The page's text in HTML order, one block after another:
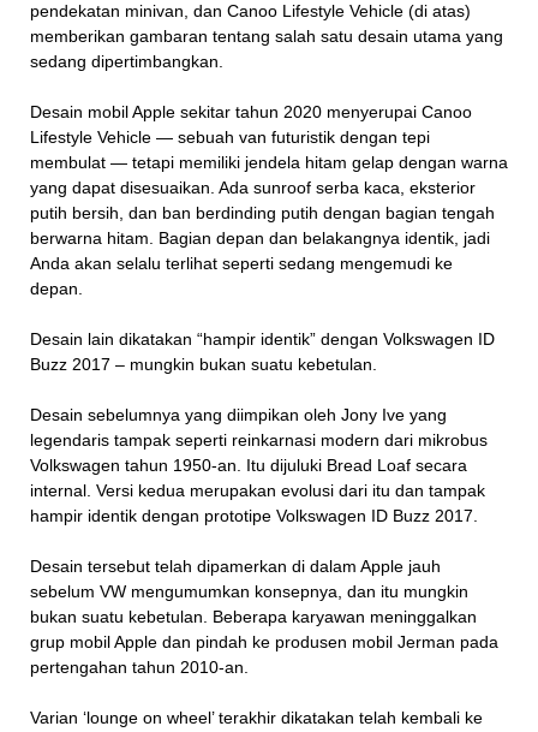
pendekatan minivan, dan Canoo Lifestyle Vehicle (di atas)
memberikan gambaran tentang salah satu desain utama yang
sedang dipertimbangkan.
Desain mobil Apple sekitar tahun 2020 menyerupai Canoo
Lifestyle Vehicle — sebuah van futuristik dengan tepi
membulat — tetapi memiliki jendela hitam gelap dengan warna
yang dapat disesuaikan. Ada sunroof serba kaca, eksterior
putih bersih, dan ban berdinding putih dengan bagian tengah
berwarna hitam. Bagian depan dan belakangnya identik, jadi
Anda akan selalu terlihat seperti sedang mengemudi ke
depan.
Desain lain dikatakan “hampir identik” dengan Volkswagen ID
Buzz 2017 – mungkin bukan suatu kebetulan.
Desain sebelumnya yang diimpikan oleh Jony Ive yang
legendaris tampak seperti reinkarnasi modern dari mikrobus
Volkswagen tahun 1950-an. Itu dijuluki Bread Loaf secara
internal. Versi kedua merupakan evolusi dari itu dan tampak
hampir identik dengan prototipe Volkswagen ID Buzz 2017.
Desain tersebut telah dipamerkan di dalam Apple jauh
sebelum VW mengumumkan konsepnya, dan itu mungkin
bukan suatu kebetulan. Beberapa karyawan meninggalkan
grup mobil Apple dan pindah ke produsen mobil Jerman pada
pertengahan tahun 2010-an.
Varian ‘lounge on wheel’ terakhir dikatakan telah kembali ke